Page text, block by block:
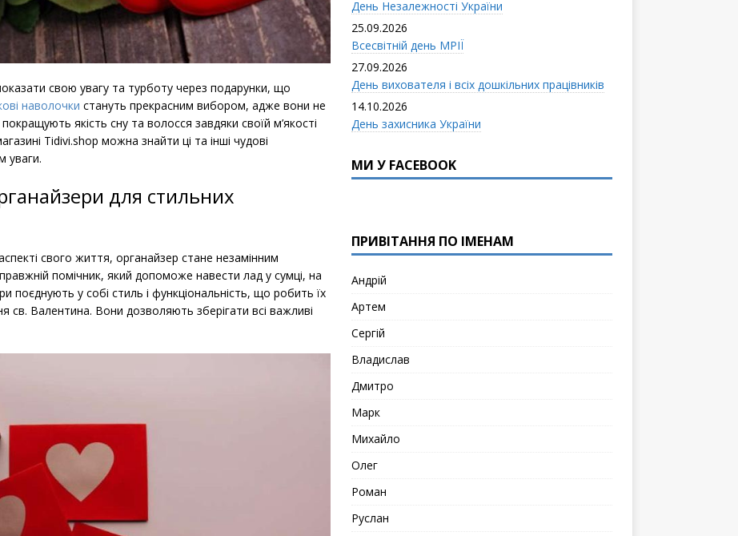
свою увагу та турботу через подарунки, що
наволочки стануть прекрасним вибором, адже вони не
якість сну та волосся завдяки своїй м’якості
Tidivi.shop можна знайти ці та інші чудові
уваги.
для стильних
свого життя, органайзер стане незамінним
помічник, який допоможе навести лад у сумці, на
поєднують у собі стиль і функціональність, що робить їх
Валентина. Вони дозволяють зберігати всі важливі
День Незалежності України
25.09.2026
Всесвітній день МРІЇ
27.09.2026
День вихователя і всіx дошкільних працівників
14.10.2026
День захисника України
МИ У FACEBOOK
ПРИВІТАННЯ ПО ІМЕНАМ
Андрій
Артем
Сергій
Владислав
Дмитро
Марк
Михайло
Олег
Роман
Руслан